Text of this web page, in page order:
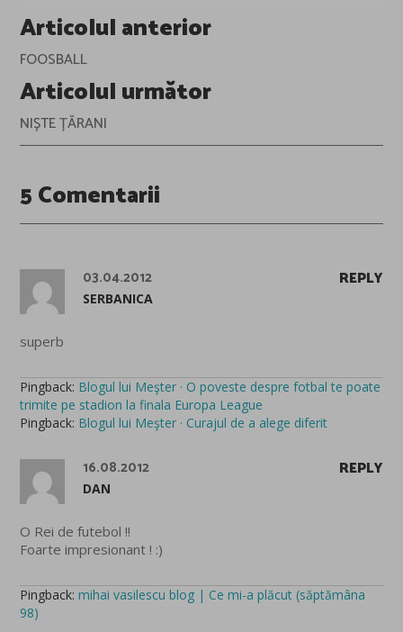
Post
navigation
Articolul anterior
FOOSBALL
Articolul următor
NIȘTE ȚĂRANI
5 Comentarii
REPLY
03.04.2012
SERBANICA
superb
Pingback: Blogul lui Meşter · O poveste despre fotbal te poate
trimite pe stadion la finala Europa League
Pingback: Blogul lui Meşter · Curajul de a alege diferit
REPLY
16.08.2012
DAN
O Rei de futebol !!
Foarte impresionant ! :)
Pingback:mihai vasilescu blog | Ce mi-a plăcut (săptămâna
98)